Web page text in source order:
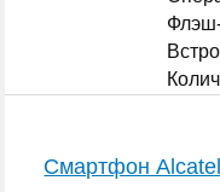
Смартфон